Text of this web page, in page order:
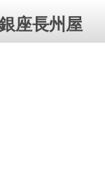
座⻑州屋